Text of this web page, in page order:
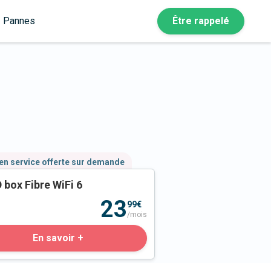
Pannes Être rappelé
service offerte sur demande
box Fibre WiFi 6
2399€
/mois
En savoir +